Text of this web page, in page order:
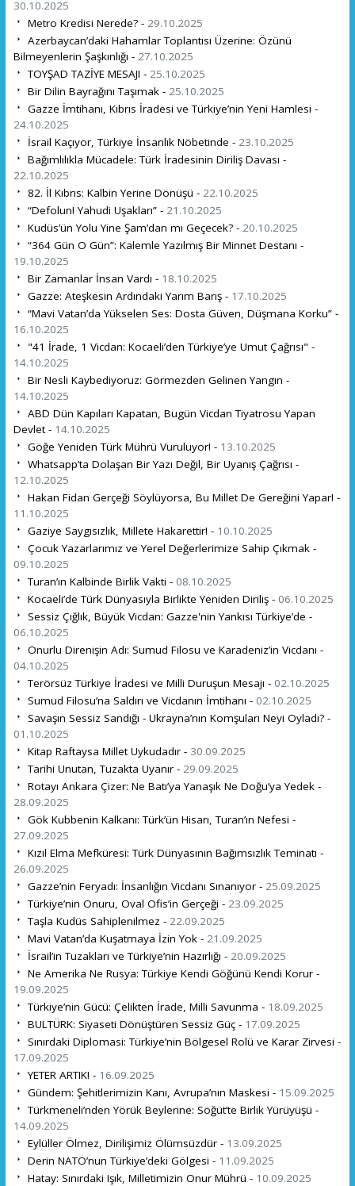
30.10.2025
Metro Kredisi Nerede? - 29.10.2025
Azerbaycan’daki Hahamlar Toplantısı Üzerine: Özünü
Bilmeyenlerin Şaşkınlığı - 27.10.2025
TOYŞAD TAZİYE MESAJI - 25.10.2025
Bir Dilin Bayrağını Taşımak - 25.10.2025
Gazze İmtihanı, Kıbrıs İradesi ve Türkiye’nin Yeni Hamlesi -
24.10.2025
İsrail Kaçıyor, Türkiye İnsanlık Nöbetinde - 23.10.2025
Bağımlılıkla Mücadele: Türk İradesinin Diriliş Davası -
22.10.2025
82. İl Kıbrıs: Kalbin Yerine Dönüşü - 22.10.2025
“Defolun! Yahudi Uşakları” - 21.10.2025
Kudüs’ün Yolu Yine Şam’dan mı Geçecek? - 20.10.2025
“364 Gün O Gün”: Kalemle Yazılmış Bir Minnet Destanı -
19.10.2025
Bir Zamanlar İnsan Vardı - 18.10.2025
Gazze: Ateşkesin Ardındaki Yarım Barış - 17.10.2025
“Mavi Vatan’da Yükselen Ses: Dosta Güven, Düşmana Korku” -
16.10.2025
"41 İrade, 1 Vicdan: Kocaeli’den Türkiye’ye Umut Çağrısı" -
14.10.2025
Bir Nesli Kaybediyoruz: Görmezden Gelinen Yangın -
14.10.2025
ABD Dün Kapıları Kapatan, Bugün Vicdan Tiyatrosu Yapan
Devlet - 14.10.2025
Göğe Yeniden Türk Mührü Vuruluyor! - 13.10.2025
Whatsapp’ta Dolaşan Bir Yazı Değil, Bir Uyanış Çağrısı -
12.10.2025
Hakan Fidan Gerçeği Söylüyorsa, Bu Millet De Gereğini Yapar! -
11.10.2025
Gaziye Saygısızlık, Millete Hakarettir! - 10.10.2025
Çocuk Yazarlarımız ve Yerel Değerlerimize Sahip Çıkmak -
09.10.2025
Turan’ın Kalbinde Birlik Vakti - 08.10.2025
Kocaeli’de Türk Dünyasıyla Birlikte Yeniden Diriliş - 06.10.2025
Sessiz Çığlık, Büyük Vicdan: Gazze'nin Yankısı Türkiye’de -
06.10.2025
Onurlu Direnişin Adı: Sumud Filosu ve Karadeniz’in Vicdanı -
04.10.2025
Terörsüz Türkiye İradesi ve Milli Duruşun Mesajı - 02.10.2025
Sumud Filosu’na Saldırı ve Vicdanın İmtihanı - 02.10.2025
Savaşın Sessiz Sandığı - Ukrayna’nın Komşuları Neyi Oyladı? -
01.10.2025
Kitap Raftaysa Millet Uykudadır - 30.09.2025
Tarihi Unutan, Tuzakta Uyanır - 29.09.2025
Rotayı Ankara Çizer: Ne Batı’ya Yanaşık Ne Doğu’ya Yedek -
28.09.2025
Gök Kubbenin Kalkanı: Türk’ün Hisarı, Turan’ın Nefesi -
27.09.2025
Kızıl Elma Mefküresi: Türk Dünyasının Bağımsızlık Teminatı -
26.09.2025
Gazze’nin Feryadı: İnsanlığın Vicdanı Sınanıyor - 25.09.2025
Türkiye’nin Onuru, Oval Ofis’in Gerçeği - 23.09.2025
Taşla Kudüs Sahiplenilmez - 22.09.2025
Mavi Vatan’da Kuşatmaya İzin Yok - 21.09.2025
İsrail’in Tuzakları ve Türkiye’nin Hazırlığı - 20.09.2025
Ne Amerika Ne Rusya: Türkiye Kendi Göğünü Kendi Korur -
19.09.2025
Türkiye’nin Gücü: Çelikten İrade, Milli Savunma - 18.09.2025
BULTÜRK: Siyaseti Dönüştüren Sessiz Güç - 17.09.2025
Sınırdaki Diplomasi: Türkiye’nin Bölgesel Rolü ve Karar Zirvesi -
17.09.2025
YETER ARTIK! - 16.09.2025
Gündem: Şehitlerimizin Kanı, Avrupa’nın Maskesi - 15.09.2025
Türkmeneli’nden Yörük Beylerine: Söğüt’te Birlik Yürüyüşü -
14.09.2025
Eylüller Ölmez, Dirilişimiz Ölümsüzdür - 13.09.2025
Derin NATO’nun Türkiye’deki Gölgesi - 11.09.2025
Hatay: Sınırdaki Işık, Milletimizin Onur Mührü - 10.09.2025